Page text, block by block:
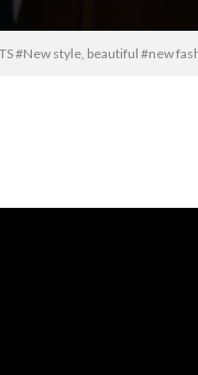
#New style, beautiful #new